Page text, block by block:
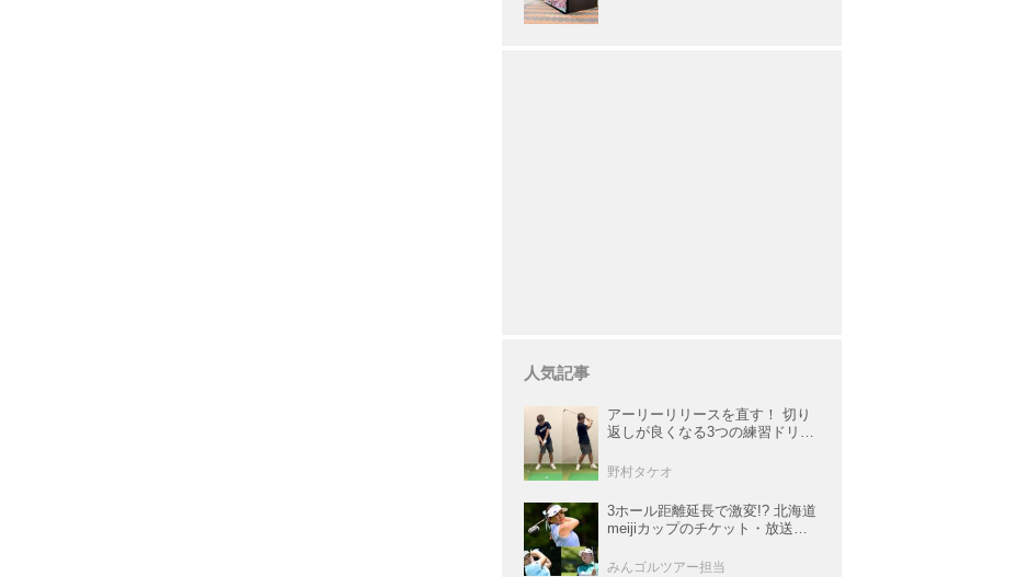
人気記事
アーリーリリースを直す！ 切り
返しが良くなる3つの練習ドリル
野村タケオ
3ホール距離延長で激変!? 北海道
meijiカップのチケット・放送＆
メント観戦ガイド】
みんゴルツアー担当